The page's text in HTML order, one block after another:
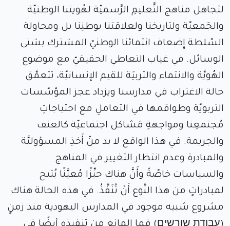
لتجاهل مناهج التَّعليمِ الرَّسميّة لهُويتنا الوطنيّة
والجَمعيّة ولتاريخنا ولعلاقتنا بوطنِنا بل ومحاولة
السّلطة إِضعاف انتمائنا الوطنيّ المشترك بشتى
الوسائل. في غياب التعاطي الحقيقيّ مع موضوع
الهُويَّة والانتماء والتربيَة للقيم الإنسانيّة، تتعمَّق
حالة الاغتراب في مدارسنا ويزداد عجز المؤسّسات
التربويّة وطواقمها في التعاملِ مع احتياجاتِ
مُجتمعِنا ومواجهةِ مَشاكل اجتماعيّة كالعنف
والجريمة. في هذا الواقع لا بد منْ أَخذِ المسؤوليَّة
والمبادرة وعدم انتظار التغيير في المناهج
والسياسات خاصّةً وأَنَّ هناك حيِّزًا مُعيَّنًا يُتيح
لمبادراتٍ من هذا النَّوع أَنْ تُنَفَّذُ. في هذه الحالة هناك
مشروع شبيه موجود في المدارس اليهودية منذ زمنٍ